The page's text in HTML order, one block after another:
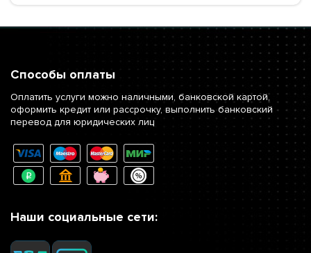
Способы оплаты
Оплатить услуги можно наличными, банковской картой,
оформить кредит или рассрочку, выполнить банковский
перевод для юридических лиц
Наши социальные сети: